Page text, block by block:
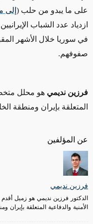
عن المؤلفين
فرزين نديمي
الدكتور فرزين نديمي هو زميل
الأمنية والدفاعية المتعلقة بإيران
على ما يبدو من حلب ( إلى
ازدياد عدد الشباب
في سوريا خلال الأشهر
صفوفهم.
فرزين نديمي هو محلل
المتعلقة بإيران ومنطقة